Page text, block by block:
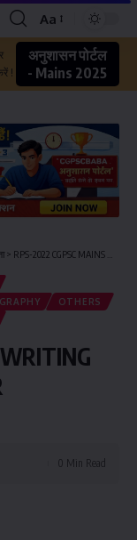
Aa
!
अनुशासन पोर्टल
- Mains 2025
> RPS-2022 CGPSC MAINS WRITING PRACTICE 9 SEPTEMBER QUESTIONS
OTHERS
0 Min Read